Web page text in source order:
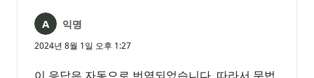
익명
2024년 8월 1일 오후 1:27
이 응답은 자동으로 번역되었습니다. 따라서 문법